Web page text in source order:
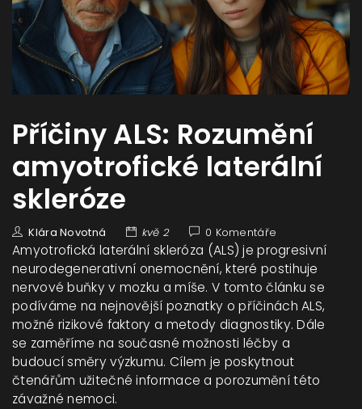
Příčiny ALS: Rozumění
amyotrofické laterální
skleróze
Klára Novotná kvě 2 0 Komentáře
Amyotrofická laterální skleróza (ALS) je progresivní
neurodegenerativní onemocnění, které postihuje
nervové buňky v mozku a míše. V tomto článku se
podíváme na nejnovější poznatky o příčinách ALS,
možné rizikové faktory a metody diagnostiky. Dále
se zaměříme na současné možnosti léčby a
budoucí směry výzkumu. Cílem je poskytnout
čtenářům užitečné informace a porozumění této
závažné nemoci.